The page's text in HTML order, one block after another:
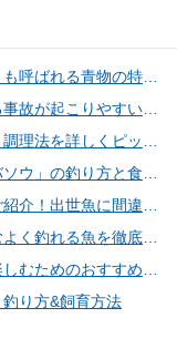
り方&飼育方法